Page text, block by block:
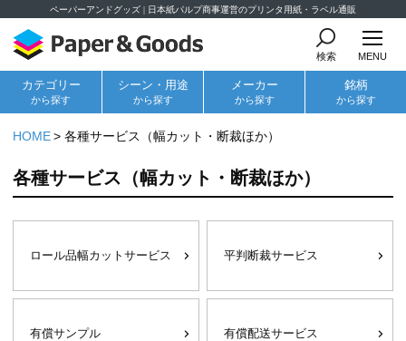
ペーパーアンドグッズ | 日本紙パルプ商事運営のプリンタ用紙・ラベル通販
検索 MENU
カテゴリー
から探す
シーン・用途
から探す
メーカー
から探す
銘柄
から探す
HOME 各種サービス（幅カット・断裁ほか）
各種サービス（幅カット・断裁ほか）
ロール品幅カットサービス 平判断裁サービス
有償サンプル 有償配送サービス